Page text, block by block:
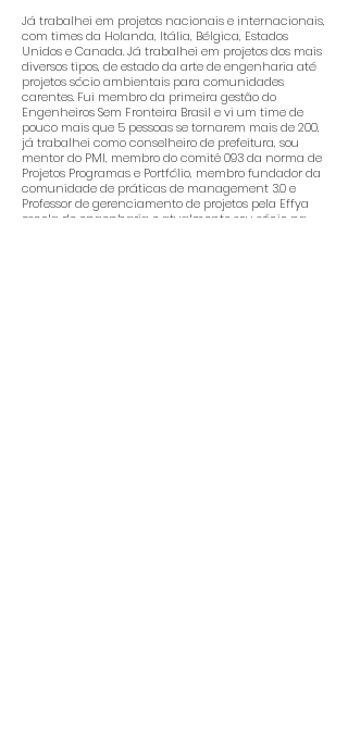
Já trabalhei em projetos nacionais e internacionais,
com times da Holanda, Itália, Bélgica, Estados
Unidos e Canada. Já trabalhei em projetos dos mais
diversos tipos, de estado da arte de engenharia até
projetos sócio ambientais para comunidades
carentes. Fui membro da primeira gestão do
Engenheiros Sem Fronteira Brasil e vi um time de
pouco mais que 5 pessoas se tornarem mais de 200,
já trabalhei como conselheiro de prefeitura, sou
mentor do PMI, membro do comitê 093 da norma de
Projetos Programas e Portfólio, membro fundador da
comunidade de práticas de management 3.0 e
Professor de gerenciamento de projetos pela Effya
escola de engenharia e atualmente sou sócio na